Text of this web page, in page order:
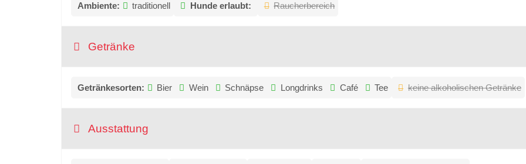
Ambiente: traditionell Hunde erlaubt: Raucherbereich
Getränke
Getränkesorten: Bier Wein Schnäpse Longdrinks Café Tee keine alkoholischen Getränke
Ausstattung